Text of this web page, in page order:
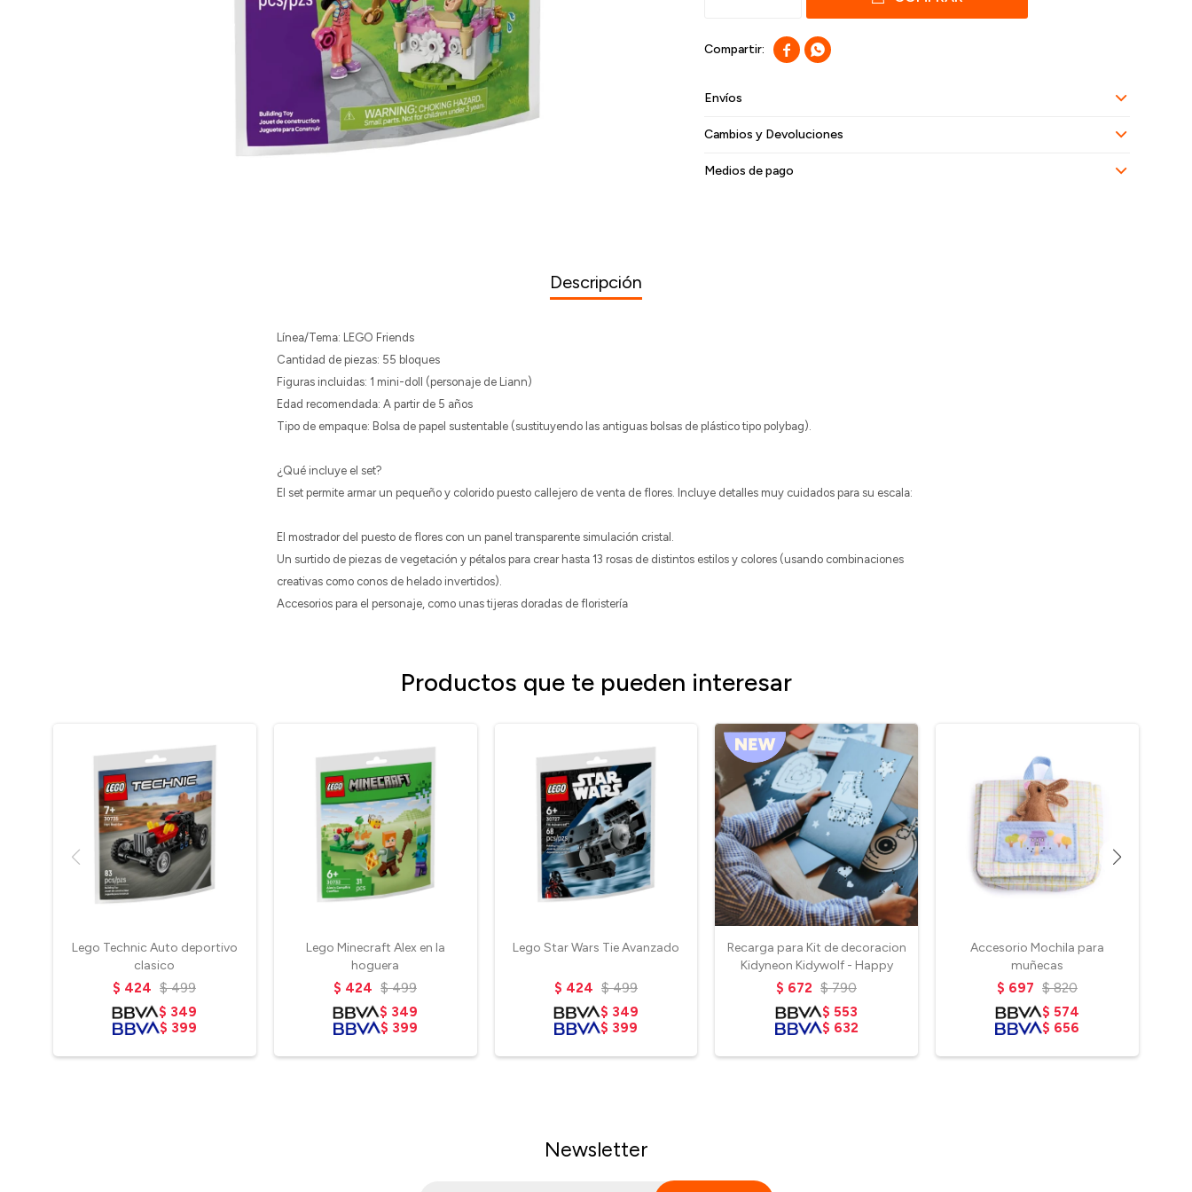
 
Envíos
Cambios y Devoluciones
Medios de pago
Descripción
Línea/Tema: LEGO Friends
Cantidad de piezas: 55 bloques
Figuras incluidas: 1 mini-doll (personaje de Liann)
Edad recomendada: A partir de 5 años
Tipo de empaque: Bolsa de papel sustentable (sustituyendo las antiguas bolsas de plástico tipo polybag).
¿Qué incluye el set?
El set permite armar un pequeño y colorido puesto callejero de venta de flores. Incluye detalles muy cuidados para su escala:
El mostrador del puesto de flores con un panel transparente simulación cristal.
Un surtido de piezas de vegetación y pétalos para crear hasta 13 rosas de distintos estilos y colores (usando combinaciones
creativas como conos de helado invertidos).
Accesorios para el personaje, como unas tijeras doradas de floristería
Productos que te pueden interesar
Lego Technic Auto deportivo
clasico
$ 424 $ 499
$ 349
$ 399
Lego Minecraft Alex en la
hoguera
$ 424 $ 499
$ 349
$ 399
Lego Star Wars Tie Avanzado
$ 424 $ 499
$ 349
$ 399
Recarga para Kit de decoracion
Kidyneon Kidywolf - Happy
$ 672 $ 790
$ 553
$ 632
Accesorio Mochila para
muñecas
$ 697 $ 820
$ 574
$ 656
Newsletter